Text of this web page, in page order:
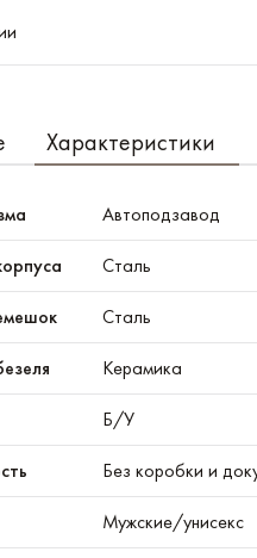
Характеристики
Автоподзавод
Сталь
Сталь
Керамика
Б/У
Без коробки и
Мужские/унисекс